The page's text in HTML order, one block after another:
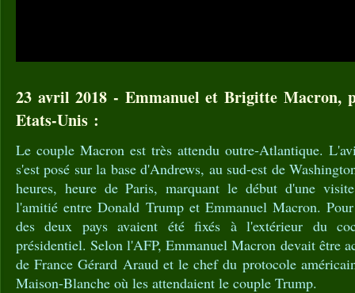
23 avril 2018 - Emmanuel et Brigitte Macron,
Etats-Unis :
Le couple Macron est très attendu outre-Atlantique.
s'est posé sur la base d'Andrews, au sud-est de
heures, heure de Paris, marquant le début d'une
l'amitié entre Donald Trump et Emmanuel Macron.
des deux pays avaient été fixés à l'extérieur du
présidentiel. Selon l'AFP, Emmanuel Macron devait être
de France Gérard Araud et le chef du protocole
Maison-Blanche où les attendaient le couple Trump.